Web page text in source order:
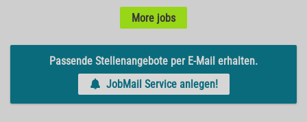
More jobs
Passende Stellenangebote per E-Mail erhalten.
JobMail Service anlegen!